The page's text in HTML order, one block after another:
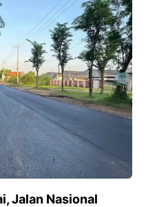
Jalan Nasional